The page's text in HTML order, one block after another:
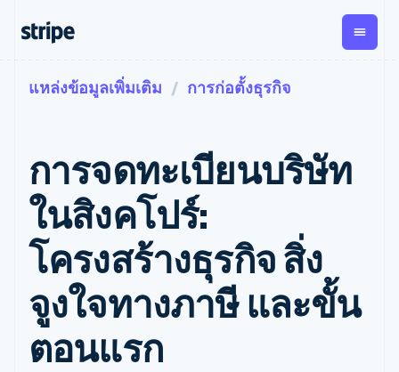
การชำระเงิน
ออนไลน์
Payment links
การชำระเงิน
แบบไม่ต้อง
เขียนโค้ด
Checkout
UI การชำระ
เงินสำเร็จรูป
Elements
องค์ประกอบ UI
ที่ยืดหยุ่น
วิธีการชำระ
รายรับ
รายรับตาม
แบบแผนล่วง
หน้า
Metronome
การเรียกเก็บ
ใช้งาน
การชำระเงิน
ตามรอบบิล
การจัดการ
การชำระเงิน
ตามรอบบิล
Invoicing
ตามแบบแผน
การ
Global
ให้กับ
บุคคลที่
สาม
ตามขั้น
ตามกรณีใช้งาน
การค้าแบบใช้เอเจนต์
อีคอมเมิร์ซ
บริการทางการเงินที่ผสาน
รวมในตัว
การทำงานอัตโนมัติด้าน
ธุรกิจทั่วโลก
การชำระเงินในแอป
เอกสารประกอบ
ไลบรารีและ SDK
Stripe Apps
คู่มือ
รับการชำระเงินออนไลน์
ติดตั้งใช้งานการชำระเงิน
สำเร็จรูป
มาร์เก็ตเพลส
จัดการการชำระเงินตาม
เรียนรู้
คู่มือ
การสนับสนุน
รับการสนับสนุน
แพ็กเกจการสนับสนุนที่ได้
รับการจัดการ
บริการเฉพาะทาง
แหล่งข้อมูลเพิ่มเติม การก่อตั้งธุรกิจ
การจดทะเบียนบริษัท
ในสิงคโปร์:
โครงสร้างธุรกิจ สิ่ง
จูงใจทางภาษี และขั้น
ตอนแรก